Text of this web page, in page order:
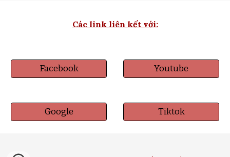
Các link liên kết với:
Facebook Youtube
Google Tiktok